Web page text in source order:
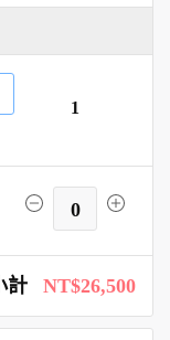
1
0
計 NT$26,500